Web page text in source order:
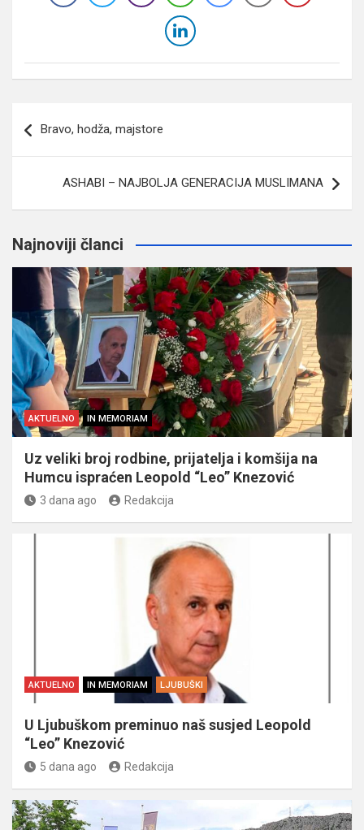
članaka
Bravo, hodža, majstore
ASHABI – NAJBOLJA GENERACIJA MUSLIMANA
Najnoviji članci
AKTUELNO IN MEMORIAM
Uz veliki broj rodbine, prijatelja i komšija na
Humcu ispraćen Leopold “Leo” Knezović
3 dana ago Redakcija
AKTUELNO IN MEMORIAM LJUBUŠKI
U Ljubuškom preminuo naš susjed Leopold
“Leo” Knezović
5 dana ago Redakcija